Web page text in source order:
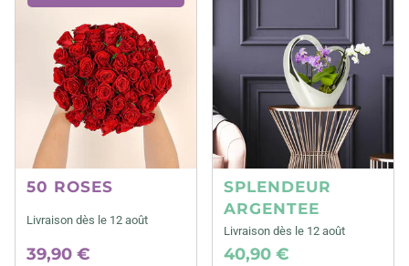
50 ROSES
Livraison dès le 12 août
39,90 €
SPLENDEUR
ARGENTEE
Livraison dès le 12 août
40,90 €